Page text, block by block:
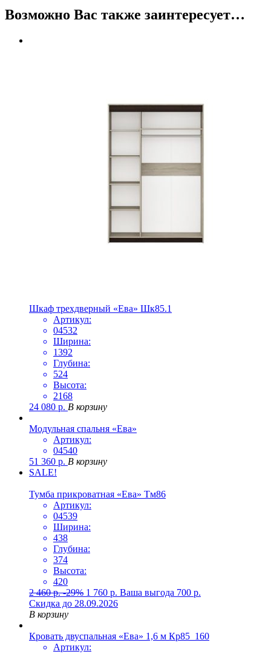
Возможно Вас также заинтересует…
Шкаф трехдверный «Ева» Шк85.1
Артикул:
04532
Ширина:
1392
Глубина:
524
Высота:
2168
24 080 р. В корзину
Модульная спальня «Ева»
Артикул:
04540
51 360 р. В корзину
SALE!
Тумба прикроватная «Ева» Тм86
Артикул:
04539
Ширина:
438
Глубина:
374
Высота:
420
2 460р. -29% 1 760 р. Ваша выгода 700 р.
Скидка до 28.09.2026
В корзину
Кровать двуспальная «Ева» 1,6 м Кр85_160
Артикул: